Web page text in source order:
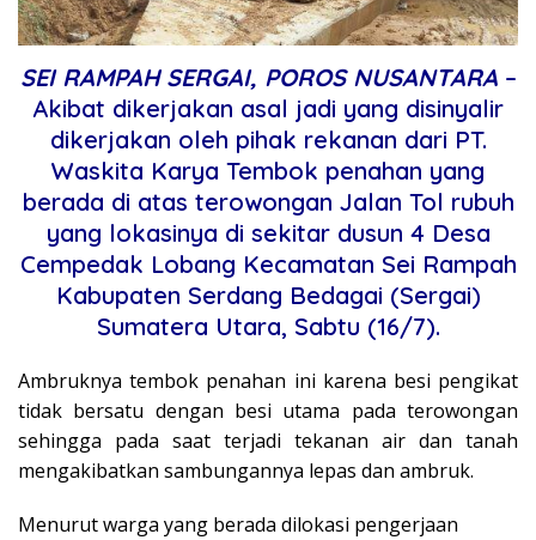
SEI RAMPAH SERGAI, POROS NUSANTARA–
Akibat dikerjakan asal jadi yang disinyalir
dikerjakan oleh pihak rekanan dari PT.
Waskita Karya Tembok penahan yang
berada di atas terowongan Jalan Tol rubuh
yang lokasinya di sekitar dusun 4 Desa
Cempedak Lobang Kecamatan Sei Rampah
Kabupaten Serdang Bedagai (Sergai)
Sumatera Utara, Sabtu (16/7).
Ambruknya tembok penahan ini karena besi pengikat
tidak bersatu dengan besi utama pada terowongan
sehingga pada saat terjadi tekanan air dan tanah
mengakibatkan sambungannya lepas dan ambruk.
Menurut warga yang berada dilokasi pengerjaan